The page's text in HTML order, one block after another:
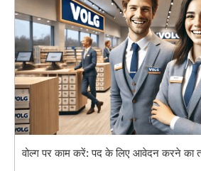
वोल्ग पर काम करें: पद के लिए आवेदन करने का